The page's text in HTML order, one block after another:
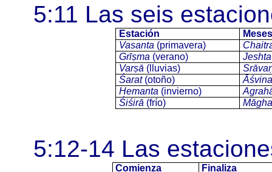
5:11 Las seis
Estación
Meses
Vasanta (primavera)
Grīṣma (verano) Jeshta
Varṣā (lluvias)
Śarat(otoño)
Āśvina
Hemanta (invierno)
Śiśirā (frío) Māgha
5:12-14 Las
Comienza
Finaliza